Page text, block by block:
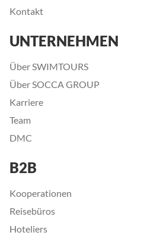
Kontakt
UNTERNEHMEN
Über SWIMTOURS
Über SOCCA GROUP
Karriere
Team
DMC
B2B
Kooperationen
Reisebüros
Hoteliers